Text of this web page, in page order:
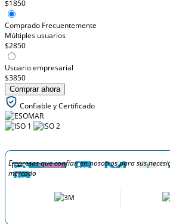
$1850
Comprado Frecuentemente
Múltiples usuarios
$2850
Usuario empresarial
$3850
Comprar ahora
Confiable y Certificado
Empresas que confían en nosotros para sus
mercado